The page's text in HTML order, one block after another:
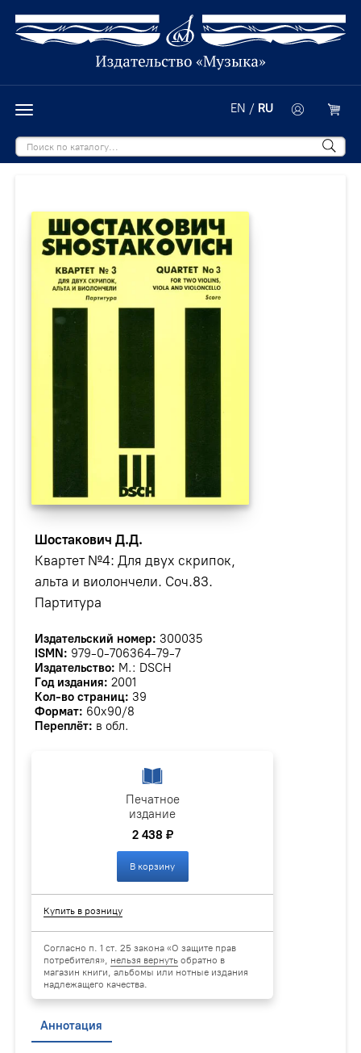
EN / RU
Шостакович Д.Д.
Квартет №4: Для двух скрипок,
альта и виолончели. Соч.83.
Партитура
Издательский номер: 300035
ISMN: 979-0-706364-79-7
Издательство: М.: DSCH
Год издания: 2001
Кол-во страниц: 39
Формат: 60х90/8
Переплёт: в обл.
Печатное
издание
2 438 ₽
В корзину
Купить в розницу
Согласно п. 1 ст. 25 закона «О защите прав
потребителя», нельзя вернуть обратно в
магазин книги, альбомы или нотные издания
надлежащего качества.
Аннотация